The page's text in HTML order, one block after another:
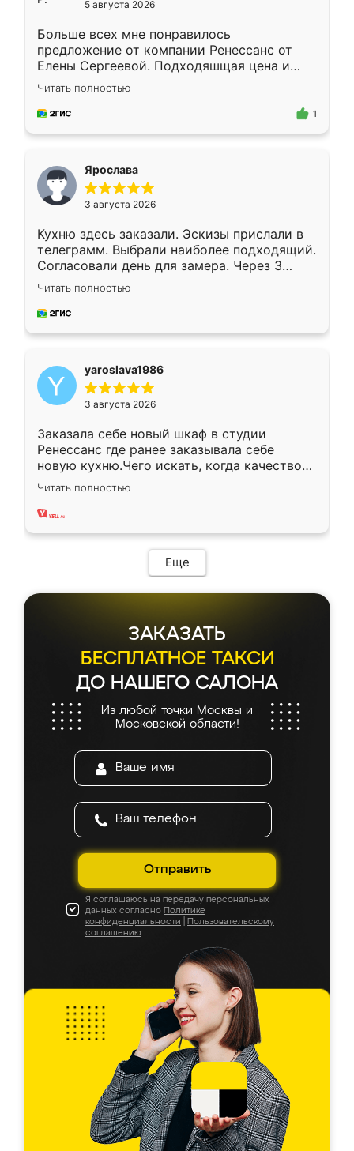
5 августа 2026
Больше всех мне понравилось
предложение от компании Ренессанс от
Елены Сергеевой. Подходяшщая цена и
короткие сроки изготовления. Приехавший
для замера сотрудник Владислав
предложил по моему эскизу самый
Читать полностью
1
Ярослава
3 августа 2026
Кухню здесь заказали. Эскизы прислали в
телеграмм. Выбрали наиболее подходящий.
Согласовали день для замера. Через 3
недели кухня была уже готова. Остались
довольны работой. Спасибо Ренессанс
мебель за качественную работу!
Читать полностью
yaroslava1986
3 августа 2026
Заказала себе новый шкаф в студии
Ренессанс где ранее заказывала себе
новую кухню.Чего искать, когда качеством
вполне довольна. Служит кухня уже почти
два года, нареканий нет.
Читать полностью
Еще
ЗАКАЗАТЬ
БЕСПЛАТНОЕ ТАКСИ
ДО НАШЕГО САЛОНА
Из любой точки Москвы и
Московской области!
Отправить
Я соглашаюсь на передачу персональных
данных согласно Политике
конфиденциальности
Пользовательскому
соглашению